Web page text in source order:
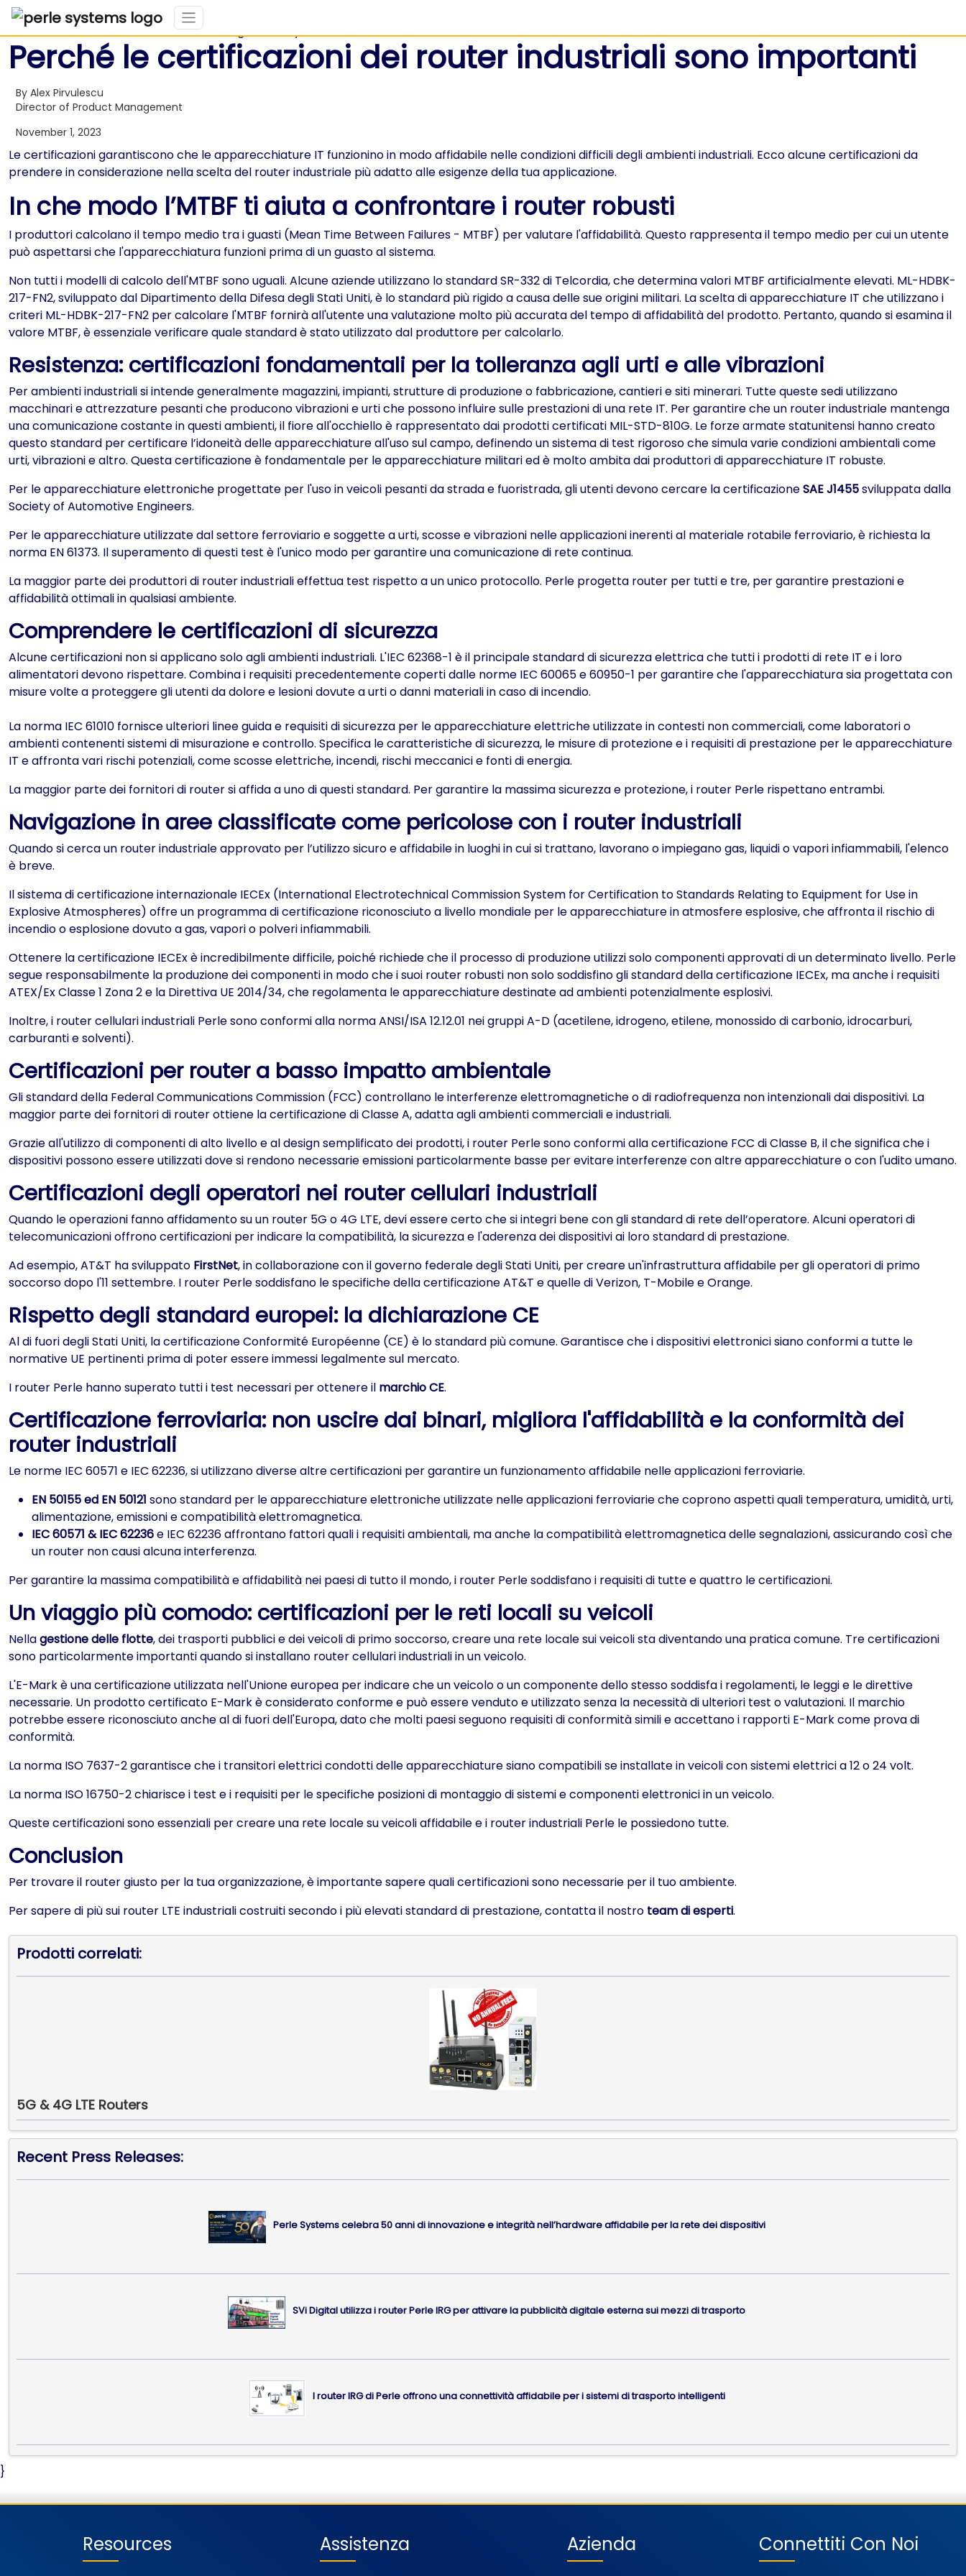
Perché le certificazioni dei router industriali sono importanti
By Alex Pirvulescu
Director of Product Management
November 1, 2023
Le certificazioni garantiscono che le apparecchiature IT funzionino in modo affidabile nelle condizioni difficili degli ambienti industriali. Ecco alcune certificazioni da
prendere in considerazione nella scelta del router industriale più adatto alle esigenze della tua applicazione.
In che modo l’MTBF ti aiuta a confrontare i router robusti
I produttori calcolano il tempo medio tra i guasti (Mean Time Between Failures - MTBF) per valutare l'affidabilità. Questo rappresenta il tempo medio per cui un utente
può aspettarsi che l'apparecchiatura funzioni prima di un guasto al sistema.
Non tutti i modelli di calcolo dell'MTBF sono uguali. Alcune aziende utilizzano lo standard SR-332 di Telcordia, che determina valori MTBF artificialmente elevati. ML-HDBK-
217-FN2, sviluppato dal Dipartimento della Difesa degli Stati Uniti, è lo standard più rigido a causa delle sue origini militari. La scelta di apparecchiature IT che utilizzano i
criteri ML-HDBK-217-FN2 per calcolare l'MTBF fornirà all'utente una valutazione molto più accurata del tempo di affidabilità del prodotto. Pertanto, quando si esamina il
valore MTBF, è essenziale verificare quale standard è stato utilizzato dal produttore per calcolarlo.
Resistenza: certificazioni fondamentali per la tolleranza agli urti e alle vibrazioni
Per ambienti industriali si intende generalmente magazzini, impianti, strutture di produzione o fabbricazione, cantieri e siti minerari. Tutte queste sedi utilizzano
macchinari e attrezzature pesanti che producono vibrazioni e urti che possono influire sulle prestazioni di una rete IT. Per garantire che un router industriale mantenga
una comunicazione costante in questi ambienti, il fiore all'occhiello è rappresentato dai prodotti certificati MIL-STD-810G. Le forze armate statunitensi hanno creato
questo standard per certificare l’idoneità delle apparecchiature all'uso sul campo, definendo un sistema di test rigoroso che simula varie condizioni ambientali come
urti, vibrazioni e altro. Questa certificazione è fondamentale per le apparecchiature militari ed è molto ambita dai produttori di apparecchiature IT robuste.
Per le apparecchiature elettroniche progettate per l'uso in veicoli pesanti da strada e fuoristrada, gli utenti devono cercare la certificazioneSAE J1455sviluppata dalla
Society of Automotive Engineers.
Per le apparecchiature utilizzate dal settore ferroviario e soggette a urti, scosse e vibrazioni nelle applicazioni inerenti al materiale rotabile ferroviario, è richiesta la
norma EN 61373. Il superamento di questi test è l'unico modo per garantire una comunicazione di rete continua.
La maggior parte dei produttori di router industriali effettua test rispetto a un unico protocollo. Perle progetta router per tutti e tre, per garantire prestazioni e
affidabilità ottimali in qualsiasi ambiente.
Comprendere le certificazioni di sicurezza
Alcune certificazioni non si applicano solo agli ambienti industriali. L'IEC 62368-1 è il principale standard di sicurezza elettrica che tutti i prodotti di rete IT e i loro
alimentatori devono rispettare. Combina i requisiti precedentemente coperti dalle norme IEC 60065 e 60950-1 per garantire che l'apparecchiatura sia progettata con
misure volte a proteggere gli utenti da dolore e lesioni dovute a urti o danni materiali in caso di incendio.
La norma IEC 61010 fornisce ulteriori linee guida e requisiti di sicurezza per le apparecchiature elettriche utilizzate in contesti non commerciali, come laboratori o
ambienti contenenti sistemi di misurazione e controllo. Specifica le caratteristiche di sicurezza, le misure di protezione e i requisiti di prestazione per le apparecchiature
IT e affronta vari rischi potenziali, come scosse elettriche, incendi, rischi meccanici e fonti di energia.
La maggior parte dei fornitori di router si affida a uno di questi standard. Per garantire la massima sicurezza e protezione, i router Perle rispettano entrambi.
Navigazione in aree classificate come pericolose con i router industriali
Quando si cerca un router industriale approvato per l’utilizzo sicuro e affidabile in luoghi in cui si trattano, lavorano o impiegano gas, liquidi o vapori infiammabili, l'elenco
è breve.
Il sistema di certificazione internazionale IECEx (International Electrotechnical Commission System for Certification to Standards Relating to Equipment for Use in
Explosive Atmospheres) offre un programma di certificazione riconosciuto a livello mondiale per le apparecchiature in atmosfere esplosive, che affronta il rischio di
incendio o esplosione dovuto a gas, vapori o polveri infiammabili.
Ottenere la certificazione IECEx è incredibilmente difficile, poiché richiede che il processo di produzione utilizzi solo componenti approvati di un determinato livello. Perle
segue responsabilmente la produzione dei componenti in modo che i suoi router robusti non solo soddisfino gli standard della certificazione IECEx, ma anche i requisiti
ATEX/Ex Classe 1 Zona 2 e la Direttiva UE 2014/34, che regolamenta le apparecchiature destinate ad ambienti potenzialmente esplosivi.
Inoltre, i router cellulari industriali Perle sono conformi alla norma ANSI/ISA 12.12.01 nei gruppi A-D (acetilene, idrogeno, etilene, monossido di carbonio, idrocarburi,
carburanti e solventi).
Certificazioni per router a basso impatto ambientale
Gli standard della Federal Communications Commission (FCC) controllano le interferenze elettromagnetiche o di radiofrequenza non intenzionali dai dispositivi. La
maggior parte dei fornitori di router ottiene la certificazione di Classe A, adatta agli ambienti commerciali e industriali.
Grazie all'utilizzo di componenti di alto livello e al design semplificato dei prodotti, i router Perle sono conformi alla certificazione FCC di Classe B, il che significa che i
dispositivi possono essere utilizzati dove si rendono necessarie emissioni particolarmente basse per evitare interferenze con altre apparecchiature o con l'udito umano.
Certificazioni degli operatori nei router cellulari industriali
Quando le operazioni fanno affidamento su un router 5G o 4G LTE, devi essere certo che si integri bene con gli standard di rete dell’operatore. Alcuni operatori di
telecomunicazioni offrono certificazioni per indicare la compatibilità, la sicurezza e l'aderenza dei dispositivi ai loro standard di prestazione.
Ad esempio, AT&T ha sviluppato FirstNet, in collaborazione con il governo federale degli Stati Uniti, per creare un'infrastruttura affidabile per gli operatori di primo
soccorso dopo l'11 settembre. I router Perle soddisfano le specifiche della certificazione AT&T e quelle di Verizon, T-Mobile e Orange.
Rispetto degli standard europei: la dichiarazione CE
Al di fuori degli Stati Uniti, la certificazione Conformité Européenne (CE) è lo standard più comune. Garantisce che i dispositivi elettronici siano conformi a tutte le
normative UE pertinenti prima di poter essere immessi legalmente sul mercato.
I router Perle hanno superato tutti i test necessari per ottenere il marchio CE.
Certificazione ferroviaria: non uscire dai binari, migliora l'affidabilità e la conformità dei
router industriali
Le norme IEC 60571 e IEC 62236, si utilizzano diverse altre certificazioni per garantire un funzionamento affidabile nelle applicazioni ferroviarie.
EN 50155 ed EN 50121 sono standard per le apparecchiature elettroniche utilizzate nelle applicazioni ferroviarie che coprono aspetti quali temperatura, umidità, urti,
alimentazione, emissioni e compatibilità elettromagnetica.
IEC 60571 & IEC 62236e IEC 62236 affrontano fattori quali i requisiti ambientali, ma anche la compatibilità elettromagnetica delle segnalazioni, assicurando così che
un router non causi alcuna interferenza.
Per garantire la massima compatibilità e affidabilità nei paesi di tutto il mondo, i router Perle soddisfano i requisiti di tutte e quattro le certificazioni.
Un viaggio più comodo: certificazioni per le reti locali su veicoli
Nellagestione delle flotte, dei trasporti pubblici e dei veicoli di primo soccorso, creare una rete locale sui veicoli sta diventando una pratica comune. Tre certificazioni
sono particolarmente importanti quando si installano router cellulari industriali in un veicolo.
L'E-Mark è una certificazione utilizzata nell'Unione europea per indicare che un veicolo o un componente dello stesso soddisfa i regolamenti, le leggi e le direttive
necessarie. Un prodotto certificato E-Mark è considerato conforme e può essere venduto e utilizzato senza la necessità di ulteriori test o valutazioni. Il marchio
potrebbe essere riconosciuto anche al di fuori dell'Europa, dato che molti paesi seguono requisiti di conformità simili e accettano i rapporti E-Mark come prova di
conformità.
La norma ISO 7637-2 garantisce che i transitori elettrici condotti delle apparecchiature siano compatibili se installate in veicoli con sistemi elettrici a 12 o 24 volt.
La norma ISO 16750-2 chiarisce i test e i requisiti per le specifiche posizioni di montaggio di sistemi e componenti elettronici in un veicolo.
Queste certificazioni sono essenziali per creare una rete locale su veicoli affidabile e i router industriali Perle le possiedono tutte.
Conclusion
Per trovare il router giusto per la tua organizzazione, è importante sapere quali certificazioni sono necessarie per il tuo ambiente.
Per sapere di più sui router LTE industriali costruiti secondo i più elevati standard di prestazione, contatta il nostro team di esperti.
Prodotti correlati:
5G & 4G LTE Routers
Recent Press Releases:
Perle Systems celebra 50 anni di innovazione e integrità nell’hardware affidabile per la rete dei dispositivi
SVi Digital utilizza i router Perle IRG per attivare la pubblicità digitale esterna sui mezzi di trasporto
I router IRG di Perle offrono una connettività affidabile per i sistemi di trasporto intelligenti
}
Resources Assistenza Azienda Connettiti Con Noi